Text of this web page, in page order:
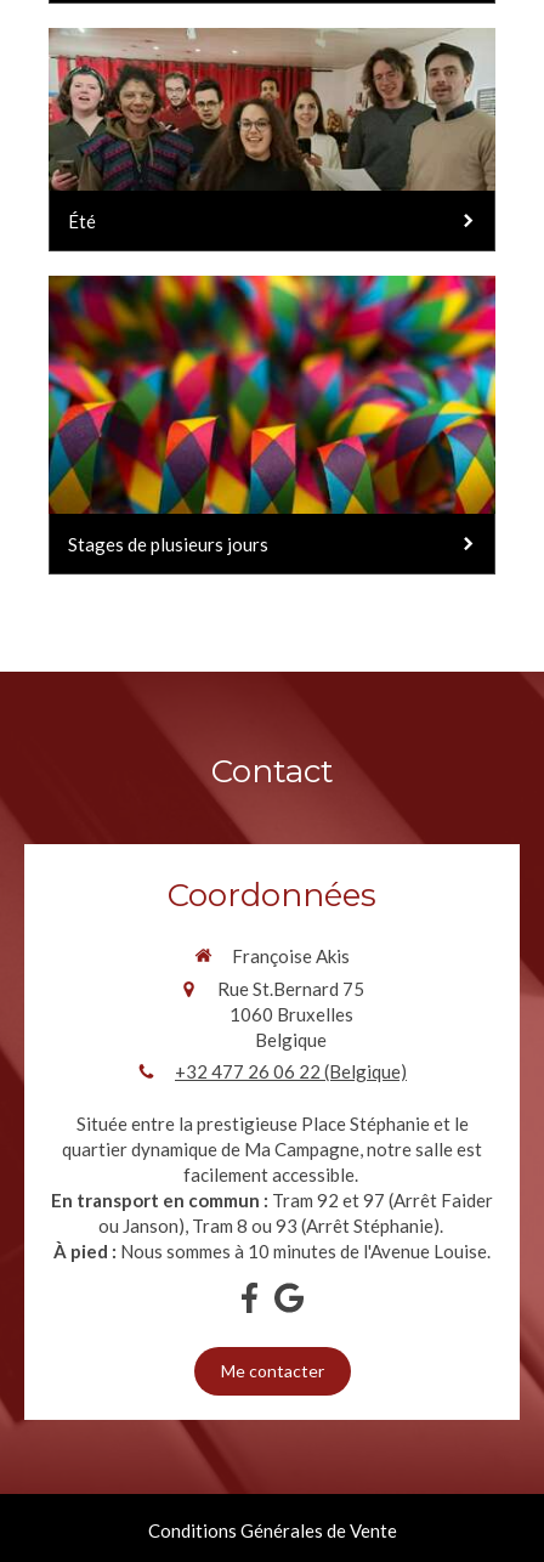
Été
Stages de plusieurs jours
Contact
Coordonnées
Françoise Akis
Rue St.Bernard 75
1060 Bruxelles
Belgique
+32 477 26 06 22 (Belgique)
Située entre la prestigieuse Place Stéphanie et le
quartier dynamique de Ma Campagne, notre salle est
facilement accessible.
En transport en commun : Tram 92 et 97 (Arrêt Faider
ou Janson), Tram 8 ou 93 (Arrêt Stéphanie).
À pied : Nous sommes à 10 minutes de l'Avenue Louise.
Me contacter
Conditions Générales de Vente